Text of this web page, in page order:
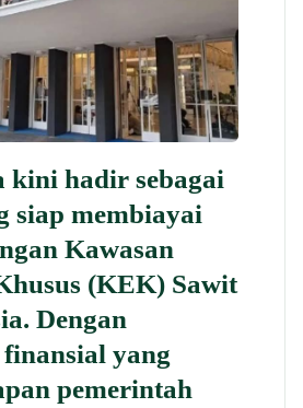
kini hadir sebagai
siap membiayai
Kawasan
(KEK) Sawit
Dengan
yang
pemerintah